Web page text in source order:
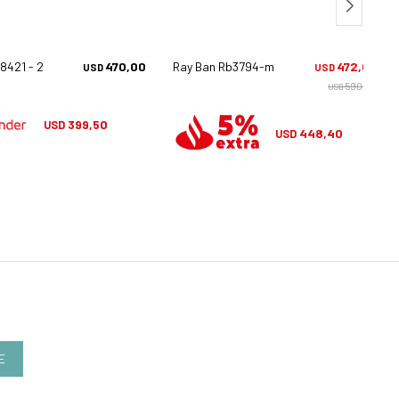
- 2904 USD 470,00
USD 399,50
Ray Ban Rb3794-m - F001/h2
USD 472,00
USD590,00
USD 448,40